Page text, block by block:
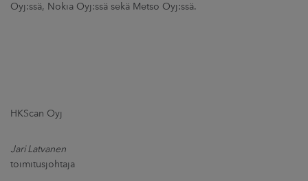
Oyj:ssä, Nokia Oyj:ssä sekä Metso Oyj:ssä.
HKScan Oyj
Jari Latvanen
toimitusjohtaja